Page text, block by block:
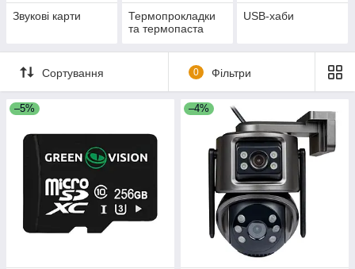
Звукові карти
Термопрокладки
та термопаста
USB-хаби
Сортування 0 Фільтри
–5% –4%